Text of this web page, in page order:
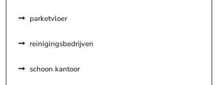
parketvloer
reinigingsbedrijven
schoon kantoor